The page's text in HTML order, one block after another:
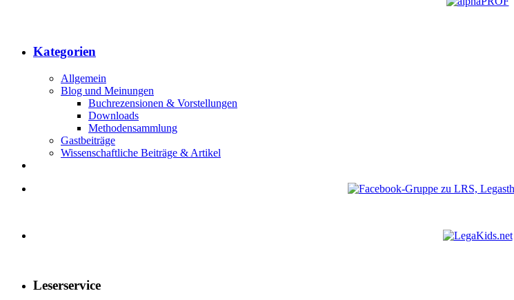
Kategorien
Allgemein
Blog und Meinungen
Buchrezensionen & Vorstellungen
Downloads
Methodensammlung
Gastbeiträge
Wissenschaftliche Beiträge & Artikel
Leserservice